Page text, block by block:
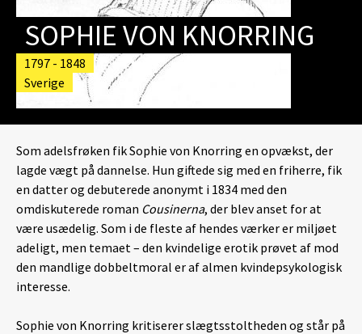
SOPHIE VON KNORRING
1797 - 1848
Sverige
Som adelsfrøken fik Sophie von Knorring en opvækst, der
lagde vægt på dannelse. Hun giftede sig med en friherre, fik
en datter og debuterede anonymt i 1834 med den
omdiskuterede roman Cousinerna, der blev anset for at
være usædelig. Som i de fleste af hendes værker er miljøet
adeligt, men temaet – den kvindelige erotik prøvet af mod
den mandlige dobbeltmoral er af almen kvindepsykologisk
interesse.
Sophie von Knorring kritiserer slægtsstoltheden og står på